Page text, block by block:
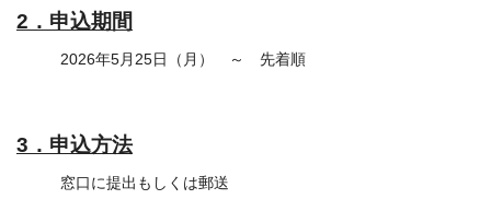
2．申込期間
2026年5月25日（月） ～ 先着順
3．申込方法
窓口に提出もしくは郵送